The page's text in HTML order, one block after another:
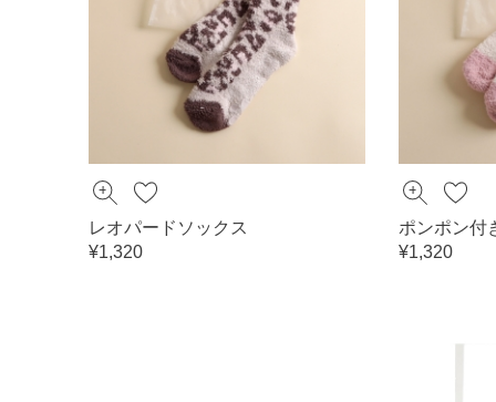
レオパードソックス
¥1,320
ポンポン付
¥1,320